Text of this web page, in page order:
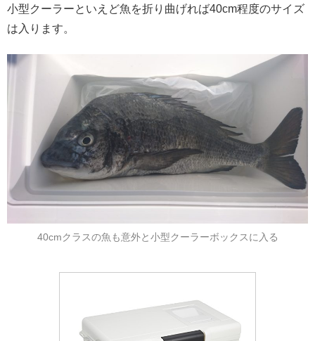
小型クーラーといえど魚を折り曲げれば40cm程度のサイズ
は入ります。
40cmクラスの魚も意外と小型クーラーボックスに入る